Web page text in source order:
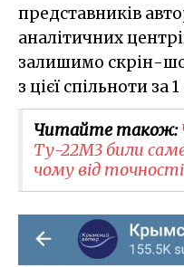
представників
аналітичних
залишимо скрін-
з цієї спільноти за
Читайте також:
Ту-22М3 били саме
чому від